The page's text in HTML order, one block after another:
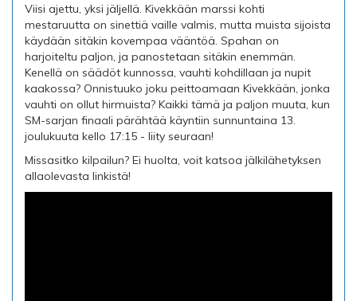
Viisi ajettu, yksi jäljellä. Kivekkään marssi kohti
mestaruutta on sinettiä vaille valmis, mutta muista sijoista
käydään sitäkin kovempaa vääntöä. Spahan on
harjoiteltu paljon, ja panostetaan sitäkin enemmän.
Kenellä on säädöt kunnossa, vauhti kohdillaan ja nupit
kaakossa? Onnistuuko joku peittoamaan Kivekkään, jonka
vauhti on ollut hirmuista? Kaikki tämä ja paljon muuta, kun
SM-sarjan finaali pärähtää käyntiin sunnuntaina 13.
joulukuuta kello 17:15 - liity seuraan!
Missasitko kilpailun? Ei huolta, voit katsoa jälkilähetyksen
allaolevasta linkistä!